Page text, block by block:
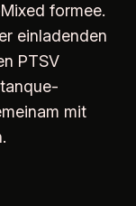
formee.
einladenden
PTSV
mit